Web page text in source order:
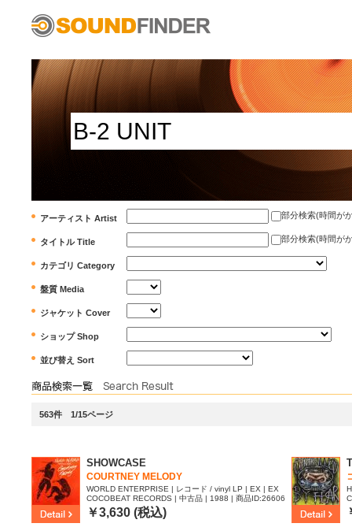
アーティスト Artist 部分検索(時間が
タイトル Title 部分検索(時間が
カテゴリ Category
盤質 Media
ジャケット Cover
ショップ Shop
並び替え Sort
563件 1/15ページ
SHOWCASE
COURTNEY MELODY
WORLD ENTERPRISE | レコード / vinyl LP | EX | EX
COCOBEAT RECORDS | 中古品 | 1988 | 商品ID:26606
63
￥3,630 (税込)